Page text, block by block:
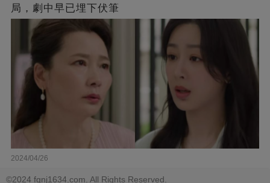
局，劇中早已埋下伏筆
2024/04/26
©2024 fgnj1634.com. All Rights Reserved.